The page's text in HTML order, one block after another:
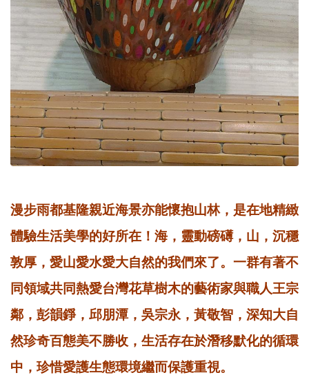
漫步雨都基隆親近海景亦能懷抱山林，是在地精緻
體驗生活美學的好所在！海，靈動磅礡，山，沉穩
敦厚，愛山愛水愛大自然的我們來了。一群有著不
同領域共同熱愛台灣花草樹木的藝術家與職人王宗
鄰，彭韻錚，邱朋潭，吳宗永，黃敬智，深知大自
然珍奇百態美不勝收，生活存在於潛移默化的循環
中，珍惜愛護生態環境繼而保護重視。